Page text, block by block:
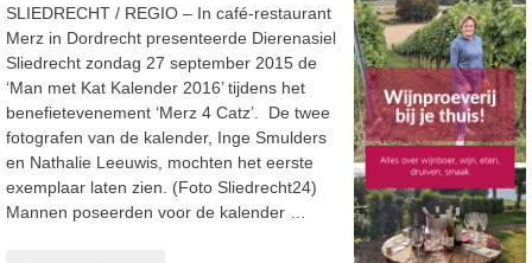
SLIEDRECHT / REGIO – In café-restaurant
Merz in Dordrecht presenteerde Dierenasiel
Sliedrecht zondag 27 september 2015 de
‘Man met Kat Kalender 2016’ tijdens het
benefietevenement ‘Merz 4 Catz’. De twee
fotografen van de kalender, Inge Smulders
en Nathalie Leeuwis, mochten het eerste
exemplaar laten zien. (Foto Sliedrecht24)
Mannen poseerden voor de kalender …